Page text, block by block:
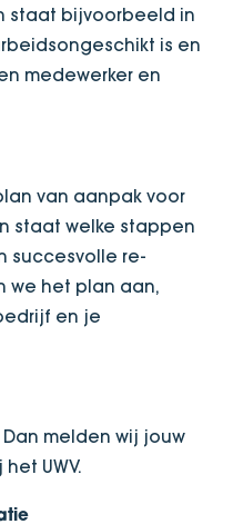
staat bijvoorbeeld in
is en
medewerker en
van aanpak voor
staat welke stappen
succesvolle re-
we het plan aan,
en je
melden wij jouw
UWV.